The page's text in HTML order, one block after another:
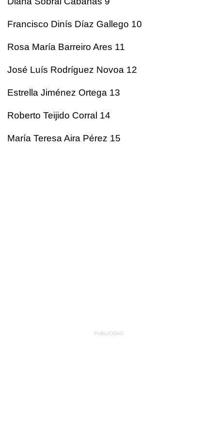
Francisco Dinís Díaz Gallego 10
Rosa María Barreiro Ares 11
José Luís Rodríguez Novoa 12
Estrella Jiménez Ortega 13
Roberto Teijido Corral 14
María Teresa Aira Pérez 15